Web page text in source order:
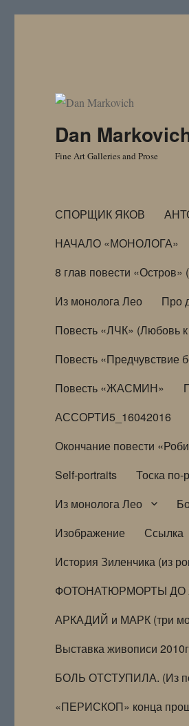
Dan
Fine Art Galleries and Prose
СПОРЩИК ЯКОВ
НАЧАЛО «МОНОЛОГА»
8 глав повести «Остров»
Из монолога Лео
Про
Повесть «ЛЧК» (Любовь
Повесть «Предчувствие
Повесть «ЖАСМИН»
АССОРТИ5_16042016
Окончание повести
Self-portraits
Тоска по-
Из монолога Лео
Изображение
Ссылка
История Зиленчика (из
ФОТОНАТЮРМОРТЫ ДО
АРКАДИЙ и МАРК (три
Выставка живописи
БОЛЬ ОТСТУПИЛА. (Из
«ПЕРИСКОП» конца